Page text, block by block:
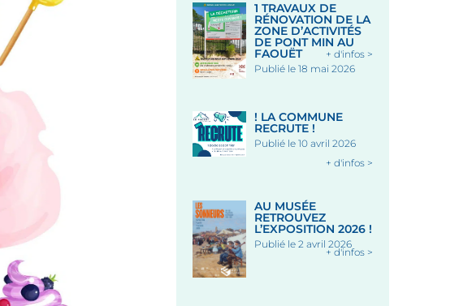
1 TRAVAUX DE
RÉNOVATION DE LA
ZONE D’ACTIVITÉS
DE PONT MIN AU
FAOUËT
Publié le 18 mai 2026
+ d'infos >
! LA COMMUNE
RECRUTE !
Publié le 10 avril 2026
+ d'infos >
AU MUSÉE
RETROUVEZ
L’EXPOSITION 2026 !
Publié le 2 avril 2026
+ d'infos >